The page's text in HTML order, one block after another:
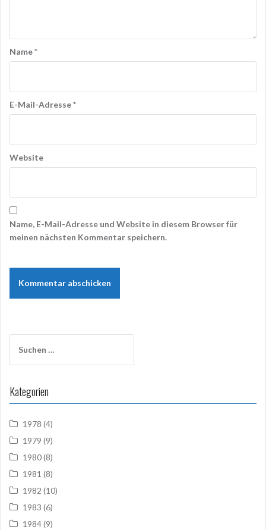
Name*
E-Mail-Adresse*
Website
Name, E-Mail-Adresse und Website in diesem Browser für
meinen nächsten Kommentar speichern.
nach:
Kategorien
1978 (4)
1979 (9)
1980(8)
1981 (8)
1982 (10)
1983 (6)
1984(9)